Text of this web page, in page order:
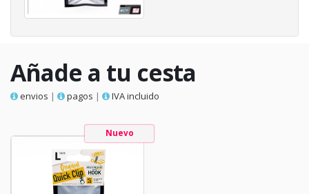
Añade a tu cesta
envios | pagos | IVA incluido
Nuevo